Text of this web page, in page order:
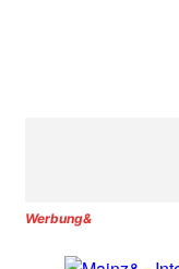
Werbung&